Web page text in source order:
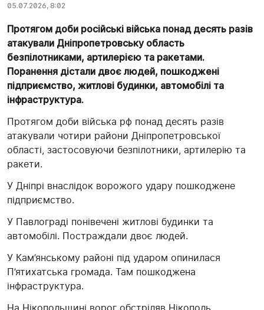
05.07.2026, 8:02
Протягом доби російські війська понад десять разів
атакували Дніпропетровську область
безпілотниками, артилерією та ракетами.
Поранення дістали двоє людей, пошкоджені
підприємство, житлові будинки, автомобілі та
інфраструктура.
Протягом доби війська рф понад десять разів
атакували чотири райони Дніпропетровської
області, застосовуючи безпілотники, артилерію та
ракети.
У Дніпрі внаслідок ворожого удару пошкоджене
підприємство.
У Павлограді понівечені житлові будинки та
автомобілі. Постраждали двоє людей.
У Кам’янському районі під ударом опинилася
П’ятихатська громада. Там пошкоджена
інфраструктура.